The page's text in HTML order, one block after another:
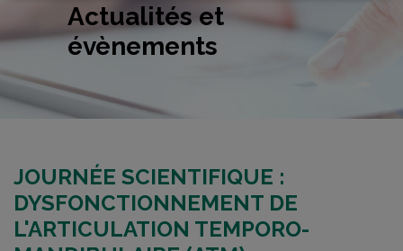
Actualités et
évènements
JOURNÉE SCIENTIFIQUE :
DYSFONCTIONNEMENT DE
L'ARTICULATION TEMPORO-